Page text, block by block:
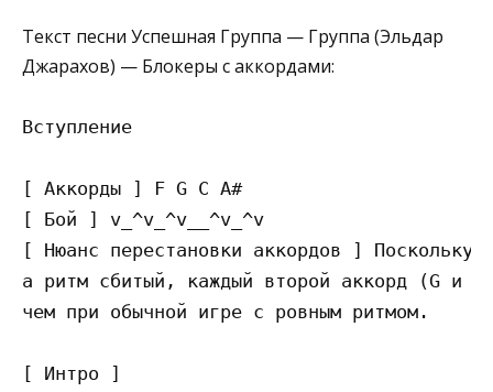
Текст песни Успешная Группа — Группа (Эльдар
Джарахов) — Блокеры с аккордами:
Вступление
[ Аккорды ] F G C A#
[ Бой ] v_^v_^v__^v_^v
[ Нюанс перестановки аккордов ]
а ритм сбитый, каждый второй аккорд (G и
чем при обычной игре с ровным ритмом.
[ Интро ]